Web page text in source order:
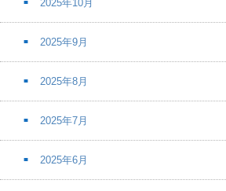
2025年10月
2025年9月
2025年8月
2025年7月
2025年6月